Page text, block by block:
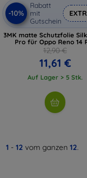
-10%
Rabatt
mit
Gutschein
3MK matte Schutzfolie
Pro für Oppo Reno 14
12,90 €
11,61 €
Auf Lager > 5 Stk.
1 - 12 vom ganzen 12.